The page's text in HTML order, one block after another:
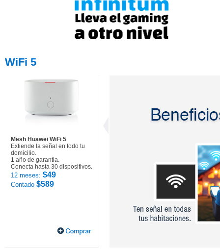
WiFi 5
Mesh Huawei WiFi 5
Extiende la señal en todo tu
domicilio.
1 año de garantia.
Conecta hasta 30 dispositivos.
12 meses: $49
Contado $589